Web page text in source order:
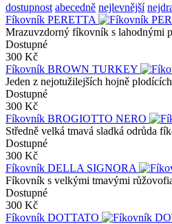
dostupnost abecedně nejlevnější
Fíkovník PERETTA
Mrazuvzdorný fíkovník s lahodnými
Dostupné
300 Kč
Fíkovník BROWN TURKEY
Jeden z nejotužilejších hojně
Dostupné
300 Kč
Fíkovník BROGIOTTO NERO
Středně velká tmavá sladká odrůda
Dostupné
300 Kč
Fíkovník DELLA SIGNORA
Fíkovník s velkými tmavými
Dostupné
300 Kč
Fíkovník DOTTATO